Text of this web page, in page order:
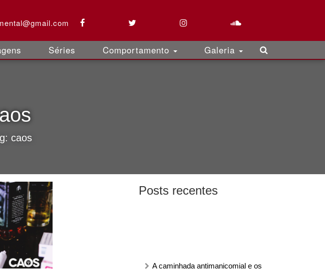
Séries Comportamento Galeria
caos
Posts recentes
A caminhada antimanicomial e os